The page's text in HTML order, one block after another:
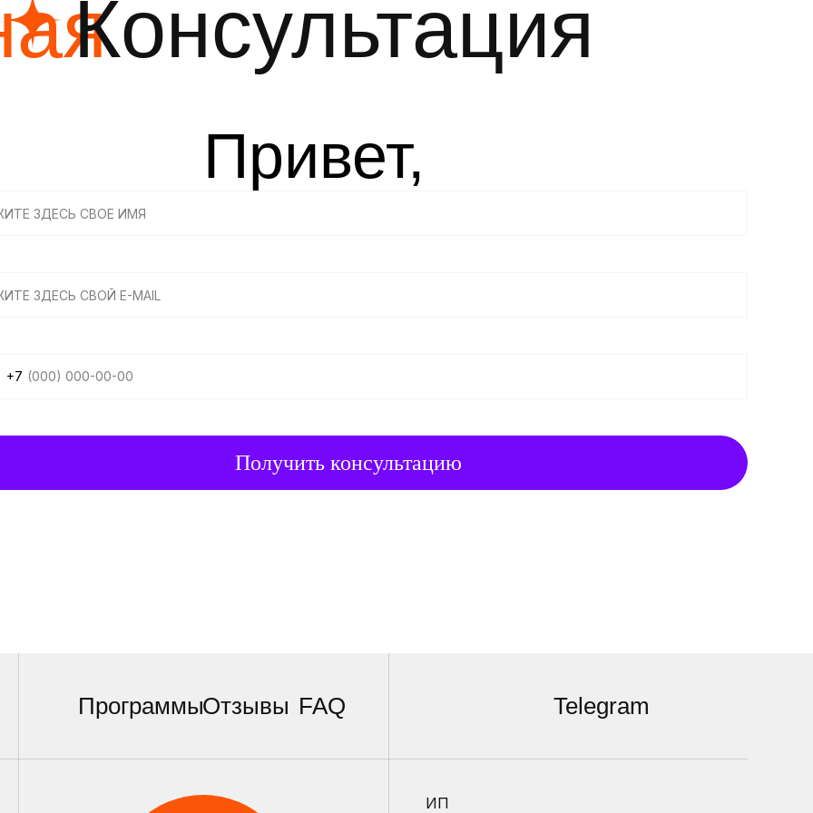
Консультация
Привет,
+7
Получить консультацию
ПрограммыОтзывы FAQ Telegram
ИП